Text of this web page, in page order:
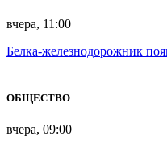
вчера, 11:00
Белка-железнодорожник
ОБЩЕСТВО
вчера, 09:00